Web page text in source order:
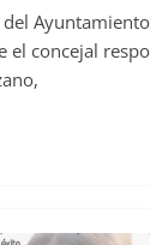
del
el concejal